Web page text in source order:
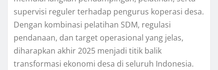
supervisi reguler terhadap pengurus koperasi desa.
Dengan kombinasi pelatihan SDM, regulasi
pendanaan, dan target operasional yang jelas,
diharapkan akhir 2025 menjadi titik balik
transformasi ekonomi desa di seluruh Indonesia.